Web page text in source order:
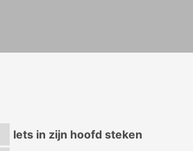
Iets in zijn hoofd steken